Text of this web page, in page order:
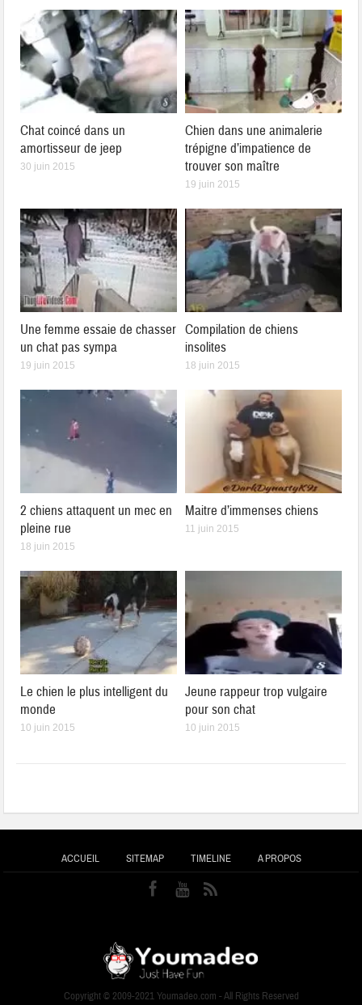
Chat coincé dans un
amortisseur de jeep
30 juin 2015
Chien dans une animalerie
trépigne d’impatience de
trouver son maître
19 juin 2015
Une femme essaie de chasser
un chat pas sympa
19 juin 2015
Compilation de chiens
insolites
18 juin 2015
2 chiens attaquent un mec en
pleine rue
18 juin 2015
Maitre d’immenses chiens
11 juin 2015
Le chien le plus intelligent du
monde
10 juin 2015
Jeune rappeur trop vulgaire
pour son chat
10 juin 2015
ACCUEIL SITEMAP TIMELINE A PROPOS
Copyright © 2009-2021 Youmadeo.com - All Rights Reserved